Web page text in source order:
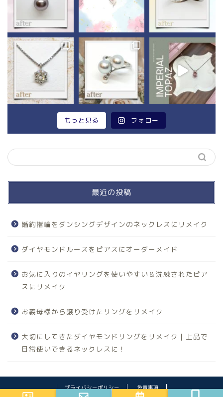
もっと見る フォロー
最近の投稿
婚約指輪をダンシングデザインのネックレスにリメイク
ダイヤモンドルースをピアスにオーダーメイド
お気に入りのイヤリングを使いやすい＆洗練されたピア
スにリメイク
お義母様から譲り受けたリングをリメイク
大切にしてきたダイヤモンドリングをリメイク｜上品で
日常使いできるネックレスに！
プライバシーポリシー
免責事項